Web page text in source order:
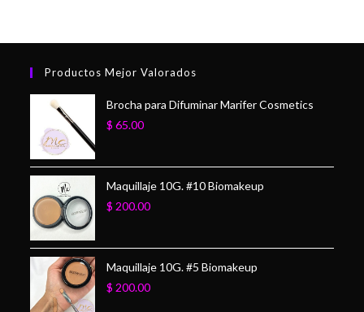
Productos Mejor Valorados
Brocha para Difuminar Marifer Cosmetics
$ 65.00
Maquillaje 10G. #10 Biomakeup
$ 200.00
Maquillaje 10G. #5 Biomakeup
$ 200.00